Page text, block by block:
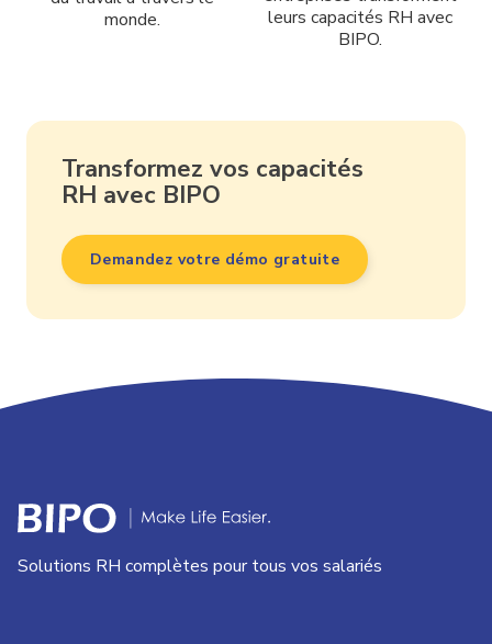
monde.
leurs capacités RH avec
BIPO.
Transformez vos capacités
RH avec BIPO
Demandez votre démo gratuite
Solutions RH complètes pour tous vos salariés